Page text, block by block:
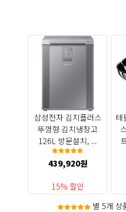
삼성전자 김치플러스
뚜껑형 김치냉장고
126L 방문설치, ...
439,920원
15% 할인
테
별 5개 상